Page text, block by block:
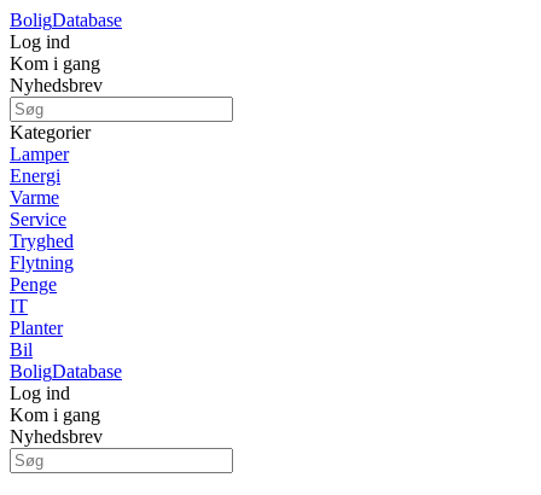
BoligDatabase
Log ind
Kom i gang
Nyhedsbrev
Kategorier
Lamper
Energi
Varme
Service
Tryghed
Flytning
Penge
IT
Planter
Bil
BoligDatabase
Log ind
Kom i gang
Nyhedsbrev